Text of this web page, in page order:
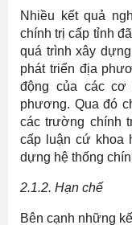
Nhiều kết quả
chính trị cấp tỉnh
quá trình xây
phát triển địa
động của các cơ
phương. Qua đó
các trường chính
cấp luận cứ khoa
dựng hệ thống
2.1.2. Hạn chế
Bên cạnh những